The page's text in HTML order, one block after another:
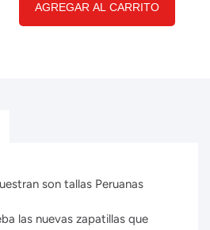
AGREGAR AL CARRITO
son tallas Peruanas
las nuevas zapatillas que